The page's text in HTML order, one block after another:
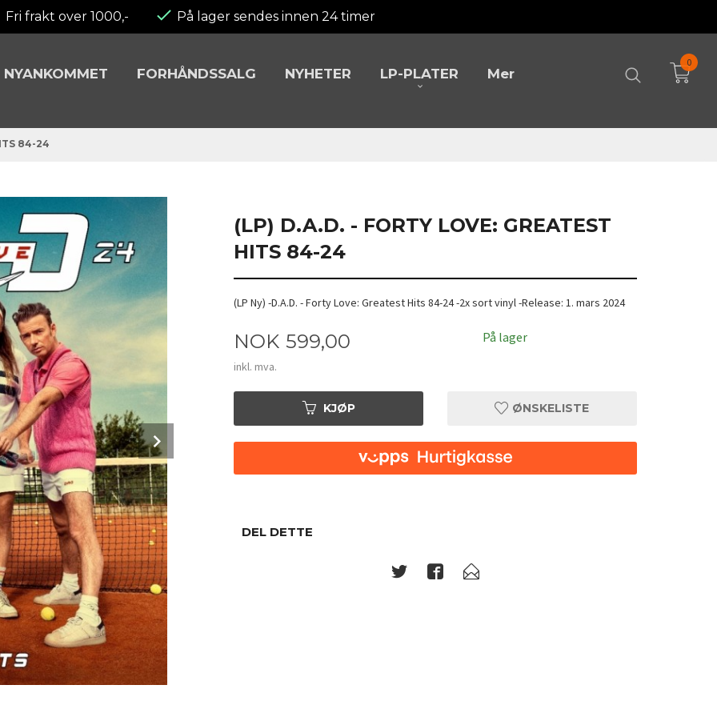
Fri frakt over 1000,- På lager sendes innen 24 timer
NYANKOMMET FORHÅNDSSALG NYHETER LP-PLATER Mer
0
84-24
(LP) D.A.D. - FORTY LOVE: GREATEST
HITS 84-24
(LP Ny) -D.A.D. - Forty Love: Greatest Hits 84-24 -2x sort vinyl -Release: 1. mars 2024
Pris
NOK 599,00
inkl. mva.
På lager
KJØP ØNSKELISTE
DEL DETTE